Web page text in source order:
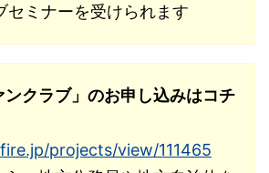
セミナーを受けられます
クラブ」のお申し込みはコチ
projects/view/111465